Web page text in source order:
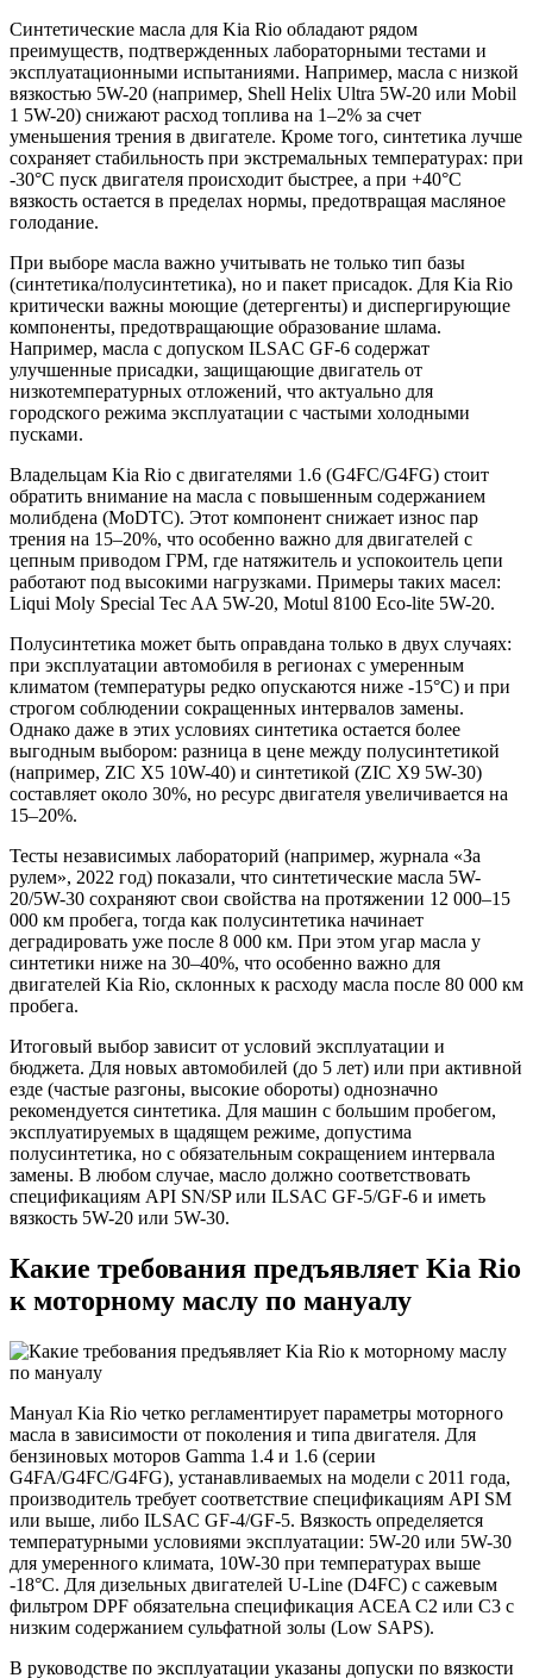
Синтетические масла для Kia Rio обладают рядом
преимуществ, подтвержденных лабораторными тестами и
эксплуатационными испытаниями. Например, масла с низкой
вязкостью 5W-20 (например, Shell Helix Ultra 5W-20 или Mobil
1 5W-20) снижают расход топлива на 1–2% за счет
уменьшения трения в двигателе. Кроме того, синтетика лучше
сохраняет стабильность при экстремальных температурах: при
-30°C пуск двигателя происходит быстрее, а при +40°C
вязкость остается в пределах нормы, предотвращая масляное
голодание.
При выборе масла важно учитывать не только тип базы
(синтетика/полусинтетика), но и пакет присадок. Для Kia Rio
критически важны моющие (детергенты) и диспергирующие
компоненты, предотвращающие образование шлама.
Например, масла с допуском ILSAC GF-6 содержат
улучшенные присадки, защищающие двигатель от
низкотемпературных отложений, что актуально для
городского режима эксплуатации с частыми холодными
пусками.
Владельцам Kia Rio с двигателями 1.6 (G4FC/G4FG) стоит
обратить внимание на масла с повышенным содержанием
молибдена (MoDTC). Этот компонент снижает износ пар
трения на 15–20%, что особенно важно для двигателей с
цепным приводом ГРМ, где натяжитель и успокоитель цепи
работают под высокими нагрузками. Примеры таких масел:
Liqui Moly Special Tec AA 5W-20, Motul 8100 Eco-lite 5W-20.
Полусинтетика может быть оправдана только в двух случаях:
при эксплуатации автомобиля в регионах с умеренным
климатом (температуры редко опускаются ниже -15°C) и при
строгом соблюдении сокращенных интервалов замены.
Однако даже в этих условиях синтетика остается более
выгодным выбором: разница в цене между полусинтетикой
(например, ZIC X5 10W-40) и синтетикой (ZIC X9 5W-30)
составляет около 30%, но ресурс двигателя увеличивается на
15–20%.
Тесты независимых лабораторий (например, журнала «За
рулем», 2022 год) показали, что синтетические масла 5W-
20/5W-30 сохраняют свои свойства на протяжении 12 000–15
000 км пробега, тогда как полусинтетика начинает
деградировать уже после 8 000 км. При этом угар масла у
синтетики ниже на 30–40%, что особенно важно для
двигателей Kia Rio, склонных к расходу масла после 80 000 км
пробега.
Итоговый выбор зависит от условий эксплуатации и
бюджета. Для новых автомобилей (до 5 лет) или при активной
езде (частые разгоны, высокие обороты) однозначно
рекомендуется синтетика. Для машин с большим пробегом,
эксплуатируемых в щадящем режиме, допустима
полусинтетика, но с обязательным сокращением интервала
замены. В любом случае, масло должно соответствовать
спецификациям API SN/SP или ILSAC GF-5/GF-6 и иметь
вязкость 5W-20 или 5W-30.
Какие требования предъявляет Kia Rio
к моторному маслу по мануалу
Мануал Kia Rio четко регламентирует параметры моторного
масла в зависимости от поколения и типа двигателя. Для
бензиновых моторов Gamma 1.4 и 1.6 (серии
G4FA/G4FC/G4FG), устанавливаемых на модели с 2011 года,
производитель требует соответствие спецификациям API SM
или выше, либо ILSAC GF-4/GF-5. Вязкость определяется
температурными условиями эксплуатации: 5W-20 или 5W-30
для умеренного климата, 10W-30 при температурах выше
-18°C. Для дизельных двигателей U-Line (D4FC) с сажевым
фильтром DPF обязательна спецификация ACEA C2 или C3 с
низким содержанием сульфатной золы (Low SAPS).
В руководстве по эксплуатации указаны допуски по вязкости